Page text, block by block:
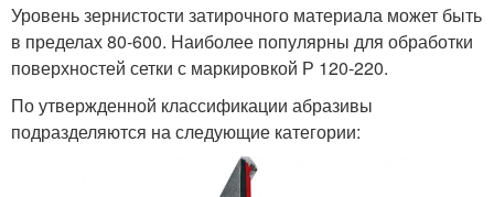
Уровень зернистости затирочного материала может быть
в пределах 80-600. Наиболее популярны для обработки
поверхностей сетки с маркировкой Р 120-220.
По утвержденной классификации абразивы
подразделяются на следующие категории: